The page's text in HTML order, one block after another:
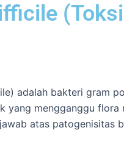
adalah bakteri gram
yang mengganggu
atas patogenisitas